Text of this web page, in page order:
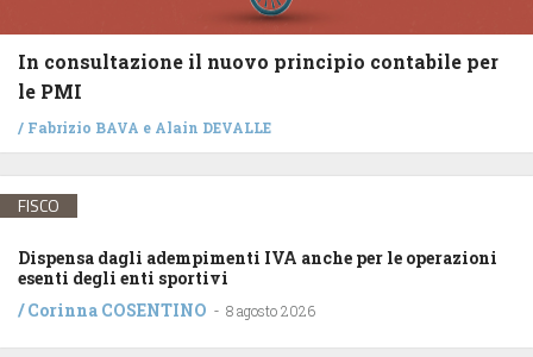
In consultazione il nuovo principio contabile per
le PMI
/ Fabrizio BAVA e Alain DEVALLE
FISCO
Dispensa dagli adempimenti IVA anche per le operazioni
esenti degli enti sportivi
/Corinna COSENTINO - 8 agosto 2026